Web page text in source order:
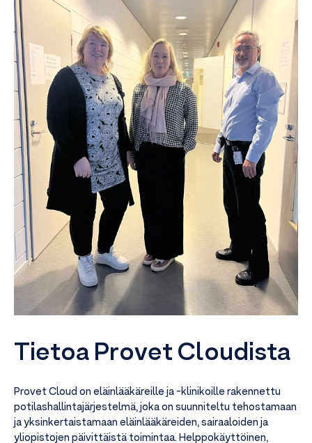
Tietoa Provet Cloudista
Provet Cloud on eläinlääkäreille ja -klinikoille rakennettu
potilashallintajärjestelmä, joka on suunniteltu tehostamaan
ja yksinkertaistamaan eläinlääkäreiden, sairaaloiden ja
yliopistojen päivittäistä toimintaa. Helppokäyttöinen,